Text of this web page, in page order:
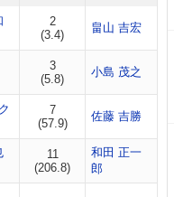
2
(3.4)
畠山 吉宏
3
(5.8)
小島 茂之
7
(57.9)
佐藤 吉勝
11
(206.8)
和田 正一
郎